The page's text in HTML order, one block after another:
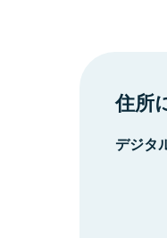
住所
デジタ